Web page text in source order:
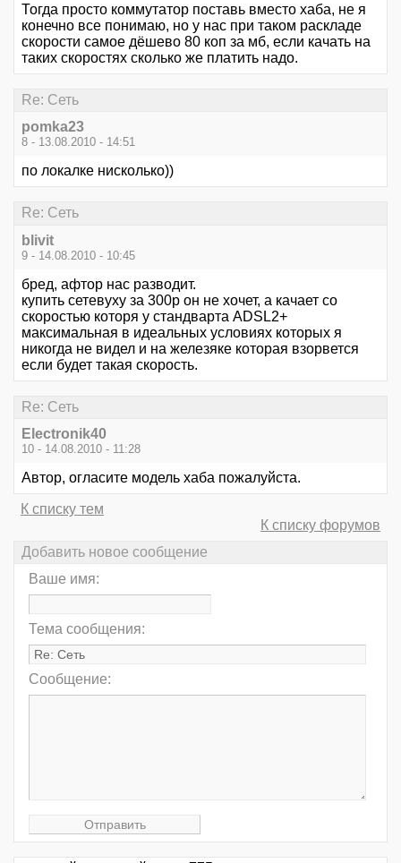
Тогда просто коммутатор поставь вместо хаба, не я
конечно все понимаю, но у нас при таком раскладе
скорости самое дёшево 80 коп за мб, если качать на
таких скоростях сколько же платить надо.
Re: Сеть
pomka23
8 - 13.08.2010 - 14:51
по локалке нисколько))
Re: Сеть
blivit
9 - 14.08.2010 - 10:45
бред, афтор нас разводит.
купить сетевуху за 300р он не хочет, а качает со
скоростью которя у стандварта ADSL2+
максимальная в идеальных условиях которых я
никогда не видел и на железяке которая взорвется
если будет такая скорость.
Re: Сеть
Electronik40
10 - 14.08.2010 - 11:28
Автор, огласите модель хаба пожалуйста.
К списку тем
К списку форумов
Добавить новое сообщение
Ваше имя:
Тема сообщения:
Сообщение: